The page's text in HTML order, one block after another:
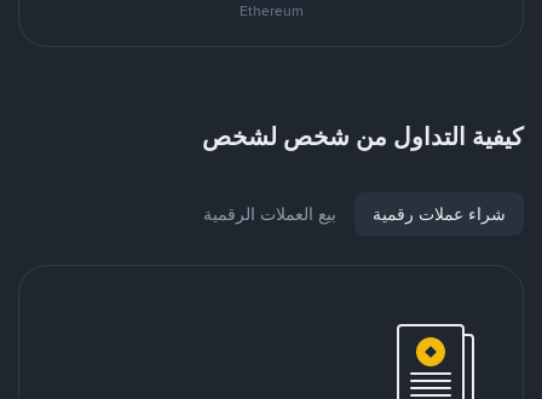
Ethereum
كيفية التداول من شخص لشخص
شراء عملات رقمية بيع العملات الرقمية